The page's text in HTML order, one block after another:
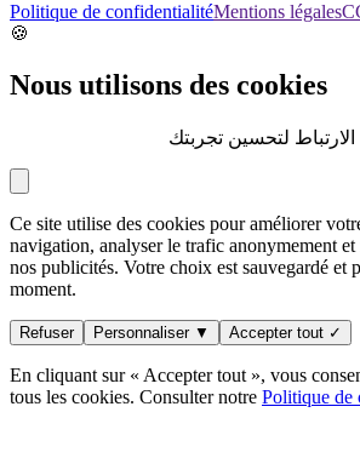
Politique de confidentialitéMentions légales
🍪
Nous utilisons des cookies
لتحسين تجربتك
Ce site utilise des cookies pour améliorer
navigation, analyser le trafic anonymement
nos publicités. Votre choix est sauvegardé et
moment.
Refuser Personnaliser ▼ Accepter tout ✓
En cliquant sur « Accepter tout », vous
tous les cookies. Consulter notre Politique de